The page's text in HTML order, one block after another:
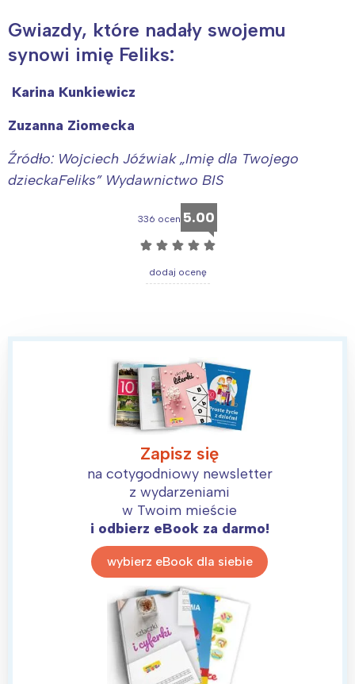
Gwiazdy, które nadały swojemu
synowi imię Feliks:
Karina Kunkiewicz
Zuzanna Ziomecka
Źródło: Wojciech Jóźwiak „Imię dla Twojego
dzieckaFeliks” Wydawnictwo BIS
336 ocen 5.00
☆ ☆ ☆ ☆ ☆
dodaj ocenę
Zapisz się
na cotygodniowy newsletter
z wydarzeniami
w Twoim mieście
i odbierz eBook za darmo!
wybierz eBook dla siebie
Interesują mnie wydarzenia z
tego regionu: